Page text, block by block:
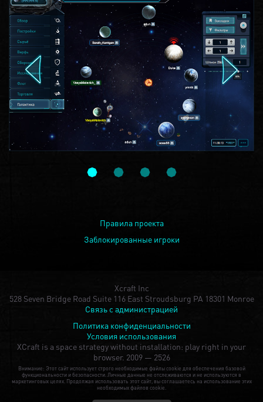
Правила проекта
Заблокированные игроки
Xcraft Inc
528 Seven Bridge Road Suite 116 East Stroudsburg PA 18301 Monroe
Связь с администрацией
Политика конфиденциальности
Условия использования
XCraft is a space strategy without installation: play right in your
browser. 2009 — 2526
Внимание: Этот сайт использует строго необходимые файлы cookie для обеспечения базовой
функциональности и безопасности. Личные данные не отслеживаются и не используются в
маркетинговых целях. Продолжая использовать этот сайт, вы соглашаетесь на использование этих
необходимых файлов cookie.